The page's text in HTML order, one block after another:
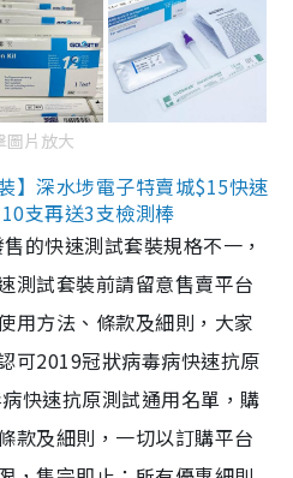
圖片放大
】深水埗電子特賣城$15快速
支再送3支檢測棒
的快速測試套裝規格不一，
測試套裝前請留意售賣平台
用方法、條款及細則，大家
可2019冠狀病毒病快速抗原
快速抗原測試通用名單，購
款及細則，一切以訂購平台